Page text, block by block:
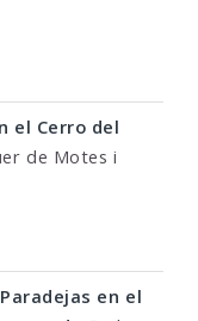
el Cerro del
de Motes i
en el